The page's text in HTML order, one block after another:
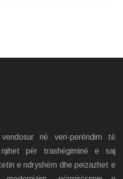
në veri-perëndim të
për trashëgiminë e saj
e ndryshëm dhe peizazhet e